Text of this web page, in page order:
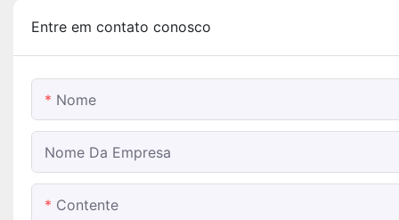
Entre em contato conosco
Nome
Nome Da Empresa
Contente